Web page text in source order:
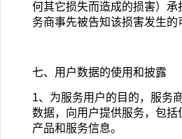
何其它损失而造成的损害）承
务商事先被告知该损害发生的
七、用户数据的使用和披露
1、为服务用户的目的，服务
数据，向用户提供服务，包括
产品和服务信息。